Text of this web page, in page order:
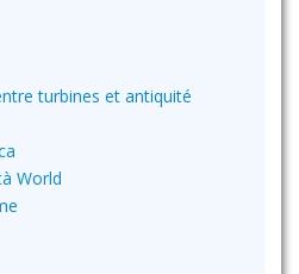
turbines et antiquité
World